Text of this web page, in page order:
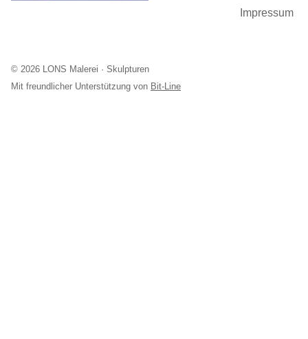
Impressum
© 2026 LONS Malerei · Skulpturen
Mit freundlicher Unterstützung von Bit-Line